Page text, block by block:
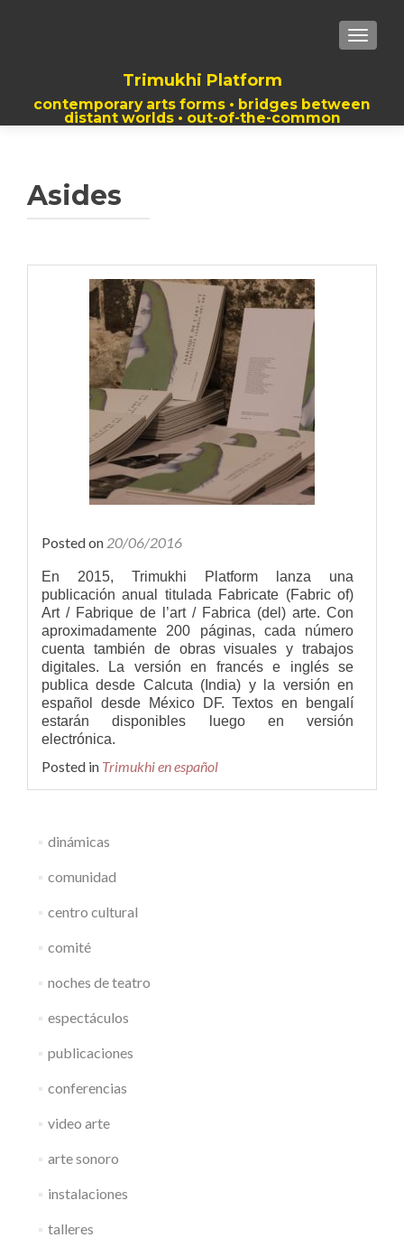
Trimukhi Platform
contemporary arts forms • bridges between
distant worlds • out-of-the-common
thoughts
Asides
Posted on 20/06/2016
En 2015, Trimukhi Platform lanza una
publicación anual titulada Fabricate (Fabric of)
Art / Fabrique de l’art / Fabrica (del) arte. Con
aproximadamente 200 páginas, cada número
cuenta también de obras visuales y trabajos
digitales. La versión en francés e inglés se
publica desde Calcuta (India) y la versión en
español desde México DF. Textos en bengalí
estarán disponibles luego en versión
electrónica.
Posted in Trimukhi en español
dinámicas
comunidad
centro cultural
comité
noches de teatro
espectáculos
publicaciones
conferencias
video arte
arte sonoro
instalaciones
talleres